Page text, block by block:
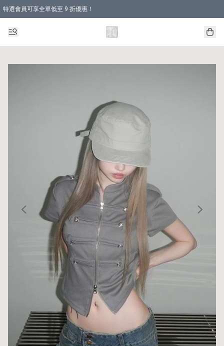
特選會員可享全單低至 9 折優惠！